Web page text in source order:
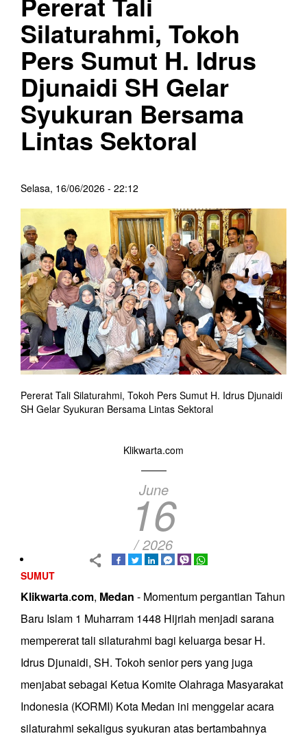
Silaturahmi, Tokoh
Pers Sumut H. Idrus
Djunaidi SH Gelar
Syukuran Bersama
Lintas Sektoral
Selasa, 16/06/2026 - 22:12
Pererat Tali Silaturahmi, Tokoh Pers Sumut H. Idrus Djunaidi
SH Gelar Syukuran Bersama Lintas Sektoral
Klikwarta.com
June
16
/ 2026
SUMUT
Klikwarta.com, Medan - Momentum pergantian Tahun
Baru Islam 1 Muharram 1448 Hijriah menjadi sarana
mempererat tali silaturahmi bagi keluarga besar H.
Idrus Djunaidi, SH. Tokoh senior pers yang juga
menjabat sebagai Ketua Komite Olahraga Masyarakat
Indonesia (KORMI) Kota Medan ini menggelar acara
silaturahmi sekaligus syukuran atas bertambahnya